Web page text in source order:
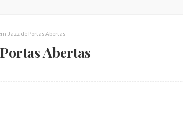
Jazz de Portas Abertas
Abertas